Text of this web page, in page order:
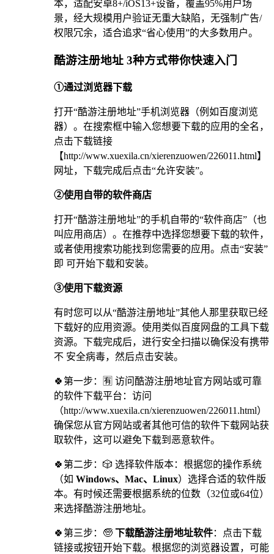
本，适配安卓8+/iOS13+设备，覆盖95%用户场
景，经大规模用户验证无重大缺陷，无强制广告/
权限冗余，适合追求“省心使用”的大多数用户。
酷游注册地址 3种方式带你快速入门
①通过浏览器下载
打开“酷游注册地址”手机浏览器（例如百度浏览
器）。在搜索框中输入您想要下载的应用的全名，
点击下载链接
【http://www.xuexila.cn/xierenzuowen/226011.html】
网址，下载完成后点击“允许安装”。
②使用自带的软件商店
打开“酷游注册地址”的手机自带的“软件商店”（也
叫应用商店）。在推荐中选择您想要下载的软件，
或者使用搜索功能找到您需要的应用。点击“安装”
即 可开始下载和安装。
③使用下载资源
有时您可以从“酷游注册地址”其他人那里获取已经
下载好的应用资源。使用类似百度网盘的工具下载
资源。下载完成后，进行安全扫描以确保没有携带
不 安全病毒，然后点击安装。
🍀第一步：🈶 访问酷游注册地址官方网站或可靠
的软件下载平台：访问
（http://www.xuexila.cn/xierenzuowen/226011.html）
确保您从官方网站或者其他可信的软件下载网站获
取软件，这可以避免下载到恶意软件。
🍀第二步：🎲 选择软件版本：根据您的操作系统
（如 Windows、Mac、Linux）选择合适的软件版
本。有时候还需要根据系统的位数（32位或64位）
来选择酷游注册地址。
🍀第三步：🧓 下载酷游注册地址软件：点击下载
链接或按钮开始下载。根据您的浏览器设置，可能